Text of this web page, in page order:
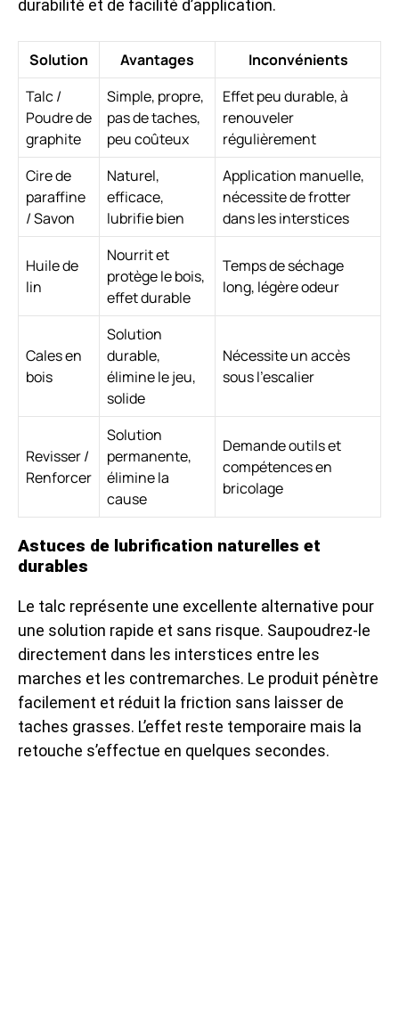
durabilité et de facilité d’application.
Solution Avantages
Inconvénients
Talc /
Poudre de
graphite
Simple, propre,
pas de taches,
peu coûteux
Effet peu durable, à
renouveler
régulièrement
Cire de
paraffine
/ Savon
Naturel,
efficace,
lubrifie bien
Application manuelle,
nécessite de frotter
dans les interstices
Huile de
lin
Nourrit et
protège le bois,
effet durable
Temps de séchage
long, légère odeur
Cales en
bois
Solution
durable,
élimine le jeu,
solide
Nécessite un accès
sous l’escalier
Revisser /
Renforcer
Solution
permanente,
élimine la
cause
Demande outils et
compétences en
bricolage
Astuces de lubrification naturelles et
durables
Le talc représente une excellente alternative pour
une solution rapide et sans risque. Saupoudrez-le
directement dans les interstices entre les
marches et les contremarches. Le produit pénètre
facilement et réduit la friction sans laisser de
taches grasses. L’effet reste temporaire mais la
retouche s’effectue en quelques secondes.